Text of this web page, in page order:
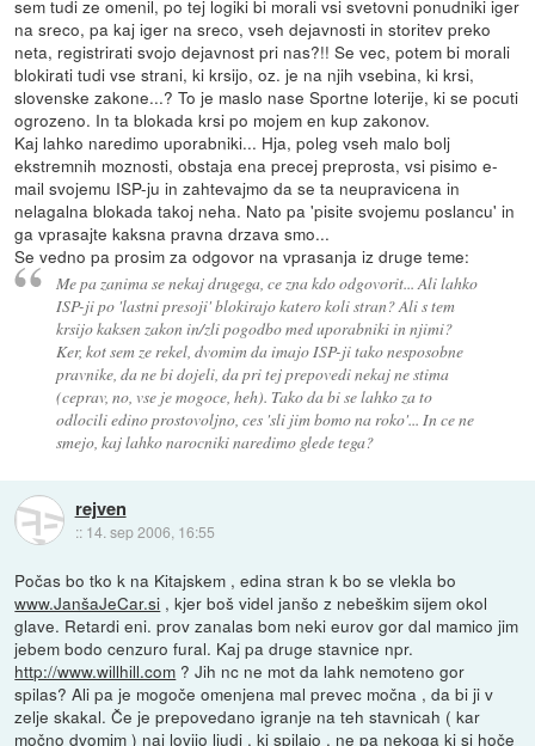
sem tudi ze omenil, po tej logiki bi morali vsi svetovni ponudniki iger
na sreco, pa kaj iger na sreco, vseh dejavnosti in storitev preko
neta, registrirati svojo dejavnost pri nas?!! Se vec, potem bi morali
blokirati tudi vse strani, ki krsijo, oz. je na njih vsebina, ki krsi,
slovenske zakone...? To je maslo nase Sportne loterije, ki se pocuti
ogrozeno. In ta blokada krsi po mojem en kup zakonov.
Kaj lahko naredimo uporabniki... Hja, poleg vseh malo bolj
ekstremnih moznosti, obstaja ena precej preprosta, vsi pisimo e-
mail svojemu ISP-ju in zahtevajmo da se ta neupravicena in
nelagalna blokada takoj neha. Nato pa 'pisite svojemu poslancu' in
ga vprasajte kaksna pravna drzava smo...
Se vedno pa prosim za odgovor na vprasanja iz druge teme:
Me pa zanima se nekaj drugega, ce zna kdo odgovorit... Ali lahko
ISP-ji po 'lastni presoji' blokirajo katero koli stran? Ali s tem
krsijo kaksen zakon in/zli pogodbo med uporabniki in njimi?
Ker, kot sem ze rekel, dvomim da imajo ISP-ji tako nesposobne
pravnike, da ne bi dojeli, da pri tej prepovedi nekaj ne stima
(ceprav, no, vse je mogoce, heh). Tako da bi se lahko za to
odlocili edino prostovoljno, ces 'sli jim bomo na roko'... In ce ne
smejo, kaj lahko narocniki naredimo glede tega?
rejven
:: 14. sep 2006, 16:55
Počas bo tko k na Kitajskem , edina stran k bo se vlekla bo
www.JanšaJeCar.si , kjer boš videl janšo z nebeškim sijem okol
glave. Retardi eni. prov zanalas bom neki eurov gor dal mamico jim
jebem bodo cenzuro fural. Kaj pa druge stavnice npr.
http://www.willhill.com ? Jih nc ne mot da lahk nemoteno gor
spilas? Ali pa je mogoče omenjena mal prevec močna , da bi ji v
zelje skakal. Če je prepovedano igranje na teh stavnicah ( kar
močno dvomim ) naj lovijo ljudi , ki spilajo , ne pa nekoga ki si hoče